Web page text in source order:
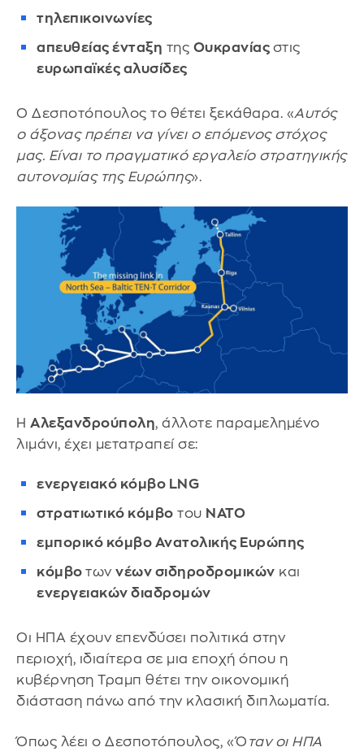
τηλεπικοινωνίες
απευθείας ένταξη της Ουκρανίας στις
ευρωπαϊκές αλυσίδες
Ο Δεσποτόπουλος το θέτει ξεκάθαρα. «Αυτός
ο άξονας πρέπει να γίνει ο επόμενος στόχος
μας. Είναι το πραγματικό εργαλείο στρατηγικής
αυτονομίας της Ευρώπης».
Η Αλεξανδρούπολη, άλλοτε παραμελημένο
λιμάνι, έχει μετατραπεί σε:
ενεργειακό κόμβο LNG
στρατιωτικό κόμβο του ΝΑΤΟ
εμπορικό κόμβο Ανατολικής Ευρώπης
κόμβο των νέων σιδηροδρομικών και
ενεργειακών διαδρομών
Οι ΗΠΑ έχουν επενδύσει πολιτικά στην
περιοχή, ιδιαίτερα σε μια εποχή όπου η
κυβέρνηση Τραμπ θέτει την οικονομική
διάσταση πάνω από την κλασική διπλωματία.
Όπως λέει ο Δεσποτόπουλος, «Ό ταν οι ΗΠΑ